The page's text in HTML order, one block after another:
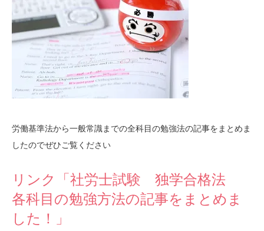
労働基準法から一般常識までの全科目の勉強法の記事をまとめま
したのでぜひご覧ください
リンク「社労士試験 独学合格法
各科目の勉強方法の記事をまとめま
した！」